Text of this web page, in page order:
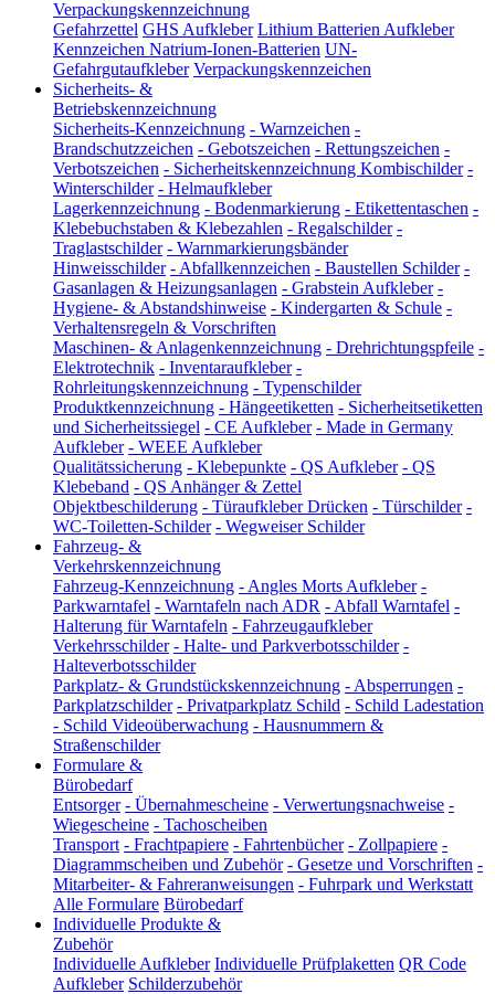
Verpackungskennzeichnung
Gefahrzettel GHS Aufkleber Lithium Batterien Aufkleber
Kennzeichen Natrium-Ionen-Batterien UN-
Gefahrgutaufkleber Verpackungskennzeichen
Sicherheits- &
Betriebskennzeichnung
Sicherheits-Kennzeichnung - Warnzeichen -
Brandschutzzeichen - Gebotszeichen - Rettungszeichen -
Verbotszeichen - Sicherheitskennzeichnung Kombischilder -
Winterschilder - Helmaufkleber
Lagerkennzeichnung - Bodenmarkierung - Etikettentaschen -
Klebebuchstaben & Klebezahlen - Regalschilder -
Traglastschilder - Warnmarkierungsbänder
Hinweisschilder - Abfallkennzeichen - Baustellen Schilder -
Gasanlagen & Heizungsanlagen - Grabstein Aufkleber -
Hygiene- & Abstandshinweise - Kindergarten & Schule -
Verhaltensregeln & Vorschriften
Maschinen- & Anlagenkennzeichnung - Drehrichtungspfeile -
Elektrotechnik - Inventaraufkleber -
Rohrleitungskennzeichnung - Typenschilder
Produktkennzeichnung - Hängeetiketten - Sicherheitsetiketten
und Sicherheitssiegel - CE Aufkleber - Made in Germany
Aufkleber - WEEE Aufkleber
Qualitätssicherung - Klebepunkte - QS Aufkleber - QS
Klebeband - QS Anhänger & Zettel
Objektbeschilderung - Türaufkleber Drücken - Türschilder -
WC-Toiletten-Schilder - Wegweiser Schilder
Fahrzeug- &
Verkehrskennzeichnung
Fahrzeug-Kennzeichnung - Angles Morts Aufkleber -
Parkwarntafel - Warntafeln nach ADR - Abfall Warntafel -
Halterung für Warntafeln - Fahrzeugaufkleber
Verkehrsschilder - Halte- und Parkverbotsschilder -
Halteverbotsschilder
Parkplatz- & Grundstückskennzeichnung - Absperrungen -
Parkplatzschilder - Privatparkplatz Schild - Schild Ladestation
- Schild Videoüberwachung - Hausnummern &
Straßenschilder
Formulare &
Bürobedarf
Entsorger - Übernahmescheine - Verwertungsnachweise -
Wiegescheine - Tachoscheiben
Transport - Frachtpapiere - Fahrtenbücher - Zollpapiere -
Diagrammscheiben und Zubehör - Gesetze und Vorschriften -
Mitarbeiter- & Fahreranweisungen - Fuhrpark und Werkstatt
Alle Formulare Bürobedarf
Individuelle Produkte &
Zubehör
Individuelle Aufkleber Individuelle Prüfplaketten QR Code
Aufkleber Schilderzubehör